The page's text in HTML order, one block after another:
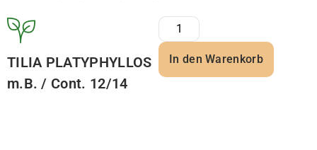
TILIA PLATYPHYLLOS
m.B. / Cont. 12/14
In den Warenkorb